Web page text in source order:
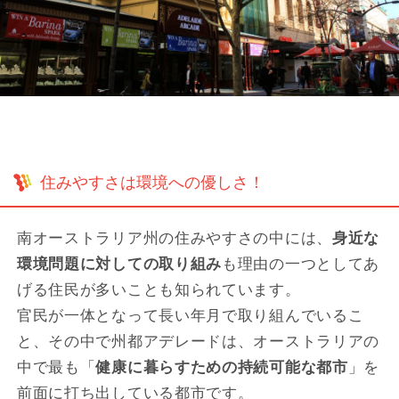
住みやすさは環境への優しさ！
南オーストラリア州の住みやすさの中には、 身近な
環境問題に対しての取り組み も理由の一つとしてあ
げる住民が多いことも知られています。
官民が一体となって長い年月で取り組んでいるこ
と、その中で州都アデレードは、オーストラリアの
中で最も「健康に暮らすための持続可能な都市 」を
前面に打ち出している都市です。